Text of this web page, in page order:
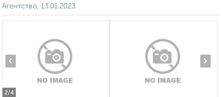
Агентство, 13.01.2023
2/4
‹ ›